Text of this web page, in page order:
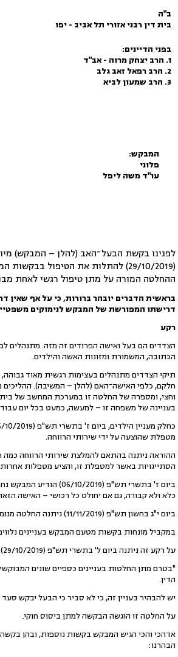
ב"ה
בית דין רבני אזורי תל אביב - יפו
בפני הדיינים:
1. הרב יצחק מרוה - אב"ד
2. הרב רפאל זאב גלב
3. הרב שמעון לביא
המבקש:
פלוני
עו"ד משה ליפל
(29/10/2019) להתלות את הטיפול
ההחלטה המורה על מתן טיפול רגשי לאחת
בראשית הדברים יובהר ברורות, כי על אף שאין
דרישתו המפורשת של המבקש לנימוקים
רקע
הצדדים הם בעל ואישה הפרודים זה מזה. מתנהלים
הכתובה, המשמורת ומזונות האשה והילדים.
תיקי הצדדים מתנהלים בעצימות רגשית מאוד
חלקם, כלפי האישה־האם (להלן – המשיבה). ההליכים
בעניינה של משפחה זו – למעשה, כמעט בכל יום
מטפלת שהוצעה על ידי שירותי הרווחה.
ההוראה ניתנה בהתאם להמלצת שירותי הרווחה
הסתייגויות באשר למטפלת זו, והציע מטפלות
ביום ז' בתשרי תש"פ
כלא ולא קבורה, גם אם יחולט כל רכושי – האישה
ביום י"ג בחשון תש"פ (11/11/2019) ניתנה החלטה מנומקת של בית הדין, הדוחה את טענות המבקש בעניין המטפלת.
במקביל מונחות בקשות מטעם המבקש בעניינים
על רקע זה ניתנה ביום ל' בתשרי תש"פ (29/10/2019) החלטתנו דלהלן:
"בטרם מתן החלטות בעניינים כספיים שונים
הדין.
יש להבהיר בעניין זה, כי לא סביר כי הבעל יבקש
על החלטה זו הוגשה הבקשה למתן ביסוס חוקי.
הבהרנו: